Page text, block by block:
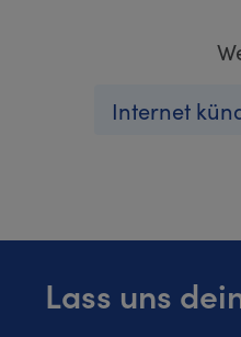
Internet
Lass uns